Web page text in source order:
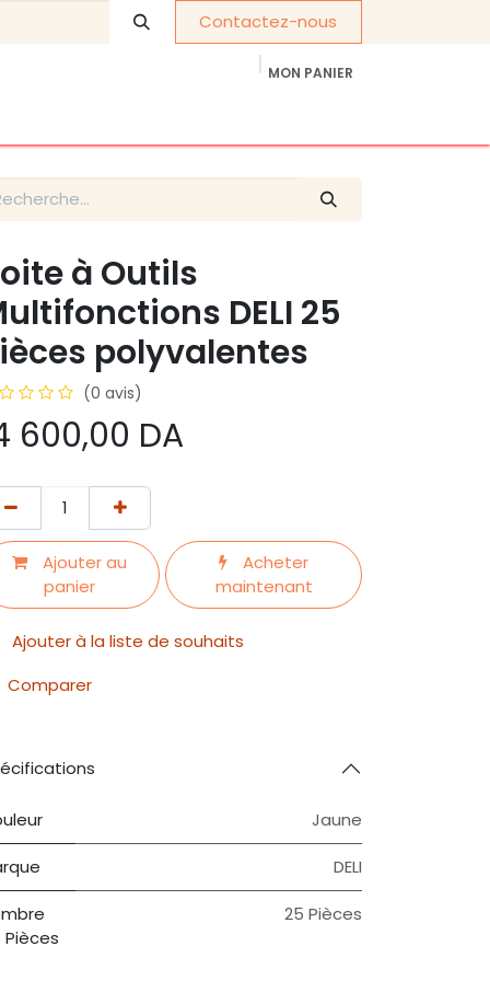
Contactez-nous
MON PANIER
à Outils
DELI 25
polyvalentes
(0 avis)
600,00 DA
Ajouter au
panier
Acheter
maintenant
Ajouter à la liste de souhaits
Comparer
Jaune
DELI
Pièces
25 Pièces